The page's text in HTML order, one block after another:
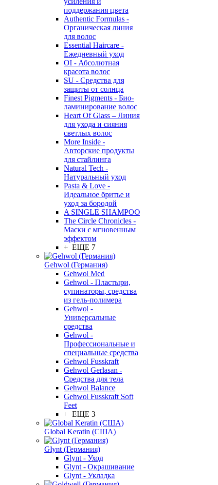
поддержания цвета
Authentic Formulas -
Органическая линия
для волос
Essential Haircare -
Eжедневный уход
OI - Абсолютная
красота волос
SU - Средства для
защиты от солнца
Finest Pigments - Био-
ламинирование волос
Heart Of Glass – Линия
для ухода и сияния
светлых волос
More Inside -
Авторские продукты
для стайлинга
Natural Tech -
Натуральный уход
Pasta & Love -
Идеальное бритье и
уход за бородой
A SINGLE SHAMPOO
The Circle Chronicles -
Маски с мгновенным
эффектом
+ ЕЩЕ 7
Gehwol (Германия)
Gehwol Med
Gehwol - Пластыри,
супинаторы, средства
из гель-полимера
Gehwol -
Универсальные
средства
Gehwol -
Профессиональные и
специальные средства
Gehwol Fusskraft
Gehwol Gerlasan -
Средства для тела
Gehwol Balance
Gehwol Fusskraft Soft
Feet
+ ЕЩЕ 3
Global Keratin (США)
Glynt (Германия)
Glynt - Уход
Glynt - Окрашивание
Glynt - Укладка